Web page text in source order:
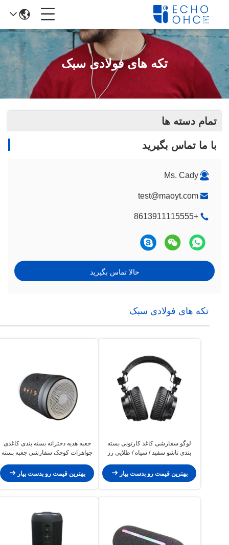
تکه های فولادی سبک
تمام دسته ها
با ما تماس بگیرید
Ms. Cady
test@maoyt.com
+8613911115555
حالا تماس بگیرید
تکه های فولادی سبک
لوگو سفارشی کاغذ کارتونی بسته
بندی تاشو سفید / سیاه / طلایی رز
بهترین قیمت رو بدست بیار
جعبه هدیه دخترانه بسته بندی کاغذی
جواهرات کوچک سفارشی جعبه بسته
بهترین قیمت رو بدست بیار